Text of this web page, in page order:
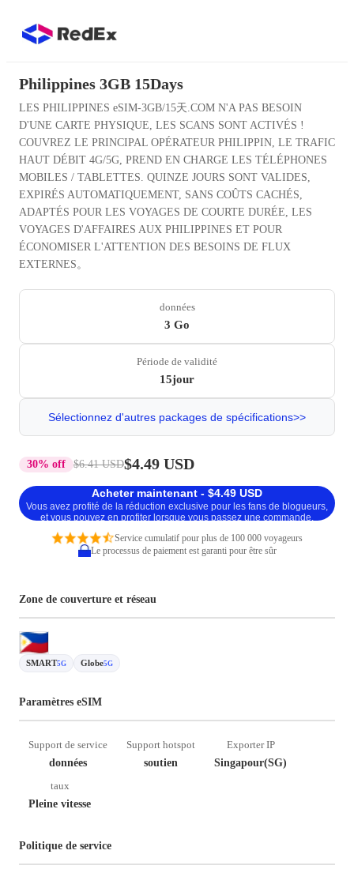
Philippines 3GB 15Days
LES PHILIPPINES eSIM-3GB/15天.COM N'A PAS BESOIN
D'UNE CARTE PHYSIQUE, LES SCANS SONT ACTIVÉS !
COUVREZ LE PRINCIPAL OPÉRATEUR PHILIPPIN, LE TRAFIC
HAUT DÉBIT 4G/5G, PREND EN CHARGE LES TÉLÉPHONES
MOBILES / TABLETTES. QUINZE JOURS SONT VALIDES,
EXPIRÉS AUTOMATIQUEMENT, SANS COÛTS CACHÉS,
ADAPTÉS POUR LES VOYAGES DE COURTE DURÉE, LES
VOYAGES D'AFFAIRES AUX PHILIPPINES ET POUR
ÉCONOMISER L'ATTENTION DES BESOINS DE FLUX
EXTERNES。
données
3 Go
Période de validité
15jour
Sélectionnez d'autres packages de spécifications>>
30% off $6.41 USD$4.49 USD
Acheter maintenant - $4.49 USD
Vous avez profité de la réduction exclusive pour les fans de blogueurs,
et vous pouvez en profiter lorsque vous passez une commande.
Service cumulatif pour plus de 100 000 voyageurs
Le processus de paiement est garanti pour être sûr
Zone de couverture et réseau
SMART5G Globe5G
Paramètres eSIM
Support de service
données
Support hotspot
soutien
Exporter IP
Singapour(SG)
taux
Pleine vitesse
Politique de service